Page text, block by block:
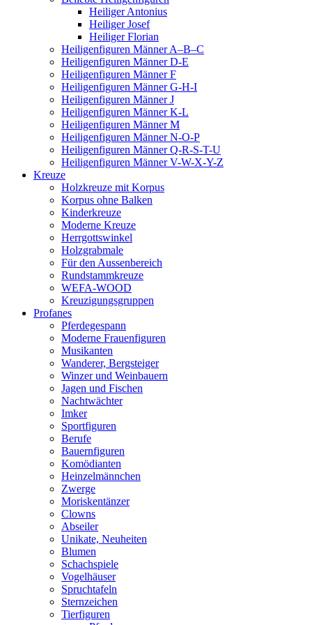
Heiliger Antonius
Heiliger Josef
Heiliger Florian
Heiligenfiguren Männer A–B–C
Heiligenfiguren Männer D-E
Heiligenfiguren Männer F
Heiligenfiguren Männer G-H-I
Heiligenfiguren Männer J
Heiligenfiguren Männer K-L
Heiligenfiguren Männer M
Heiligenfiguren Männer N-O-P
Heiligenfiguren Männer Q-R-S-T-U
Heiligenfiguren Männer V-W-X-Y-Z
Kreuze
Holzkreuze mit Korpus
Korpus ohne Balken
Kinderkreuze
Moderne Kreuze
Herrgottswinkel
Holzgrabmale
Für den Aussenbereich
Rundstammkreuze
WEFA-WOOD
Kreuzigungsgruppen
Profanes
Pferdegespann
Moderne Frauenfiguren
Musikanten
Wanderer, Bergsteiger
Winzer und Weinbauern
Jagen und Fischen
Nachtwächter
Imker
Sportfiguren
Berufe
Bauernfiguren
Komödianten
Heinzelmännchen
Zwerge
Moriskentänzer
Clowns
Abseiler
Unikate, Neuheiten
Blumen
Schachspiele
Vogelhäuser
Spruchtafeln
Sternzeichen
Tierfiguren